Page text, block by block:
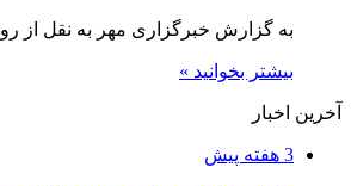
به گزارش خبرگزاری مهر به نقل از
بیشتر بخوانید »
آخرین اخبار
3 هفته پیش